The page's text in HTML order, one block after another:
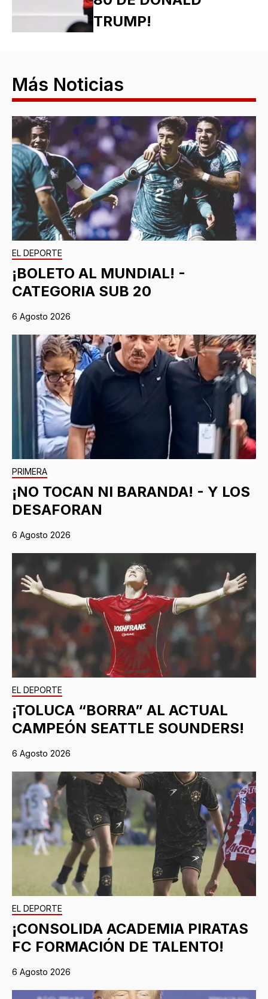
TRUMP!
Más Noticias
EL DEPORTE
¡BOLETO AL MUNDIAL! -
CATEGORIA SUB 20
6 Agosto 2026
PRIMERA
¡NO TOCAN NI BARANDA! - Y LOS
DESAFORAN
6 Agosto 2026
EL DEPORTE
¡TOLUCA “BORRA” AL ACTUAL
CAMPEÓN SEATTLE SOUNDERS!
6 Agosto 2026
EL DEPORTE
¡CONSOLIDA ACADEMIA PIRATAS
FC FORMACIÓN DE TALENTO!
6 Agosto 2026